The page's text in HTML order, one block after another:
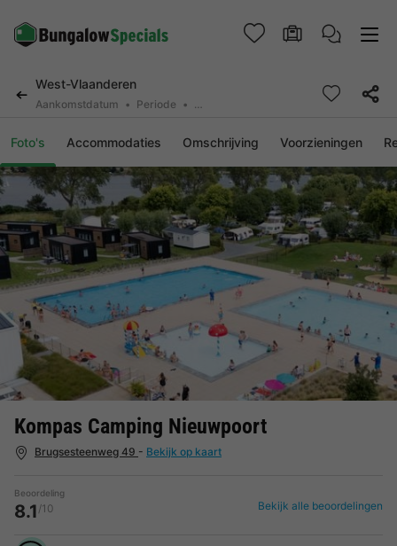
West-Vlaanderen
Aankomstdatum Periode 2 personen, 0 huisdier
Foto's Accommodaties Omschrijving Voorzieningen
Kompas Camping Nieuwpoort
Brugsesteenweg 49 - Bekijk op kaart
Beoordeling
8.1 /10 Bekijk alle beoordelingen